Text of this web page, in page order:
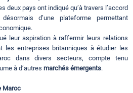
deux pays ont indiqué qu’à travers l’accord
d’une plateforme permettant
leur aspiration à raffermir leurs relations
les entreprises britanniques à étudier les
dans divers secteurs, compte tenu
à d’autres marchés émergents.
Maroc